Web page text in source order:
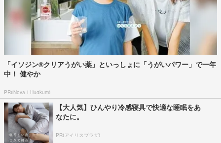
「イソジン®クリアうがい薬」といっしょに「うがいパワー」で一年
中！ 健やか
PR(iNova｜Hugkum)
【大人気】ひんやり冷感寝具で快適な睡眠をあ
なたに。
PR(アイリスプラザ)